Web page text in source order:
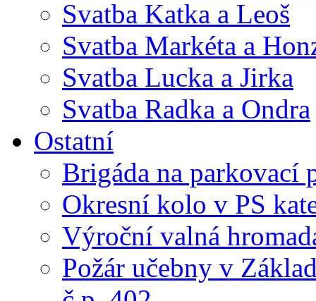
Svatba Katka a Leoš
Svatba Markéta a
Svatba Lucka a Jirka
Svatba Radka a Ondra
Ostatní
Brigáda na parkovací
Okresní kolo v PS
Výroční valná
Požár učebny v